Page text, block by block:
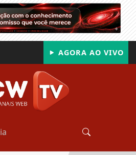
AGORA AO VIVO